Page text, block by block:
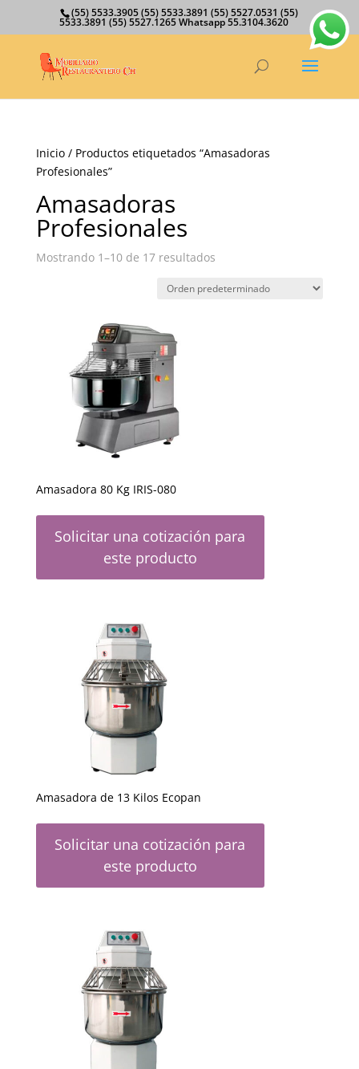
(55) 5533.3905 (55) 5533.3891 (55) 5527.0531 (55)
5533.3891 (55) 5527.1265 Whatsapp 55.3104.3620
Inicio/ Productos etiquetados “Amasadoras
Profesionales”
Amasadoras
Profesionales
Mostrando 1–10 de 17 resultados
Amasadora 80 Kg IRIS-080
Solicitar una cotización para
este producto
Amasadora de 13 Kilos Ecopan
Solicitar una cotización para
este producto